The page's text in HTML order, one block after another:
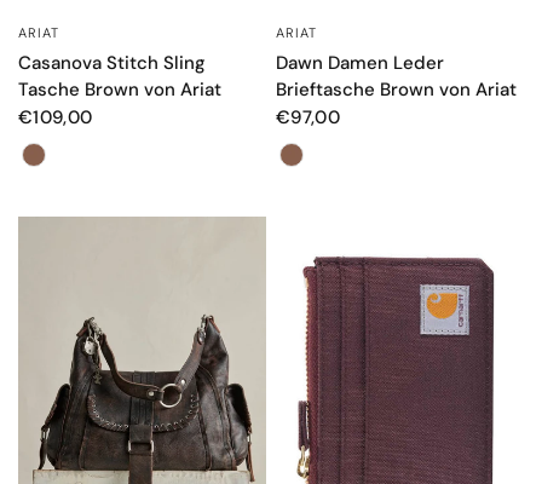
ARIAT
Casanova Stitch Sling
Tasche Brown von Ariat
€109,00
Farbe
ARIAT
Dawn Damen Leder
Brieftasche Brown von Ariat
€97,00
Farbe